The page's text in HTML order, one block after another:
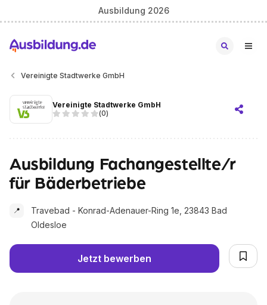
Ausbildung 2026
Vereinigte Stadtwerke GmbH
Vereinigte Stadtwerke GmbH
(0)
Ausbildung Fachangestellte/r
für Bäderbetriebe
📍
Travebad - Konrad-Adenauer-Ring 1e, 23843 Bad
Oldesloe
Jetzt bewerben